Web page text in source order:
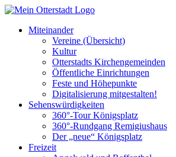
Miteinander
Vereine (Übersicht)
Kultur
Otterstadts Kirchengemeinden
Öffentliche Einrichtungen
Feste und Höhepunkte
Digitalisierung mitgestalten!
Sehenswürdigkeiten
360°-Tour Königsplatz
360°-Rundgang Remigiushaus
Der „neue“ Königsplatz
Freizeit